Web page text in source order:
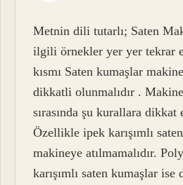
Metnin dili tutarlı; Saten
ilgili örnekler yer yer tekrar
kısmı Saten kumaşlar
dikkatli olunmalıdır .
sırasında şu kurallara
Özellikle ipek karışımlı
makineye atılmamalıdır.
karışımlı saten kumaşlar